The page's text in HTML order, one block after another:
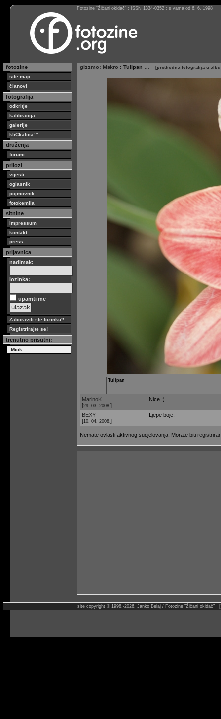
Fotozine “Žičani okidač” : ISSN 1334-0352 : s vama od 6. 6. 1998
fotozine
site map
članovi
fotografija
odkritje
kalibracija
galerije
kliCkalica™
druženja
forumi
prilozi
vijesti
oglasnik
pojmovnik
fotokemija
sitnine
impressum
kontakt
press
prijavnica
nadimak:
lozinka:
upamti me
Zaboravili ste lozinku?
Registrirajte se!
trenutno prisutni:
Mick
gizzmo: Makro : Tulipan … [prethodna fotografija u
Tulipan
MarinoK
[29. 03. 2008. ]
Nice :)
BEXY
[10. 04. 2008. ]
Ljepe boje.
Nemate ovlasti aktivnog sudjelovanja. Morate biti
site copyright © 1998.-2026. Janko Belaj / Fotozine "Žičani okidač"